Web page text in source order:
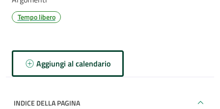
Tempo libero
Aggiungi al calendario
INDICE DELLA PAGINA